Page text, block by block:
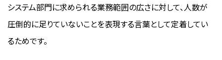
システム部門に求められる業務範囲の広さに対して、人数が
圧倒的に足りていないことを表現する言葉として定着してい
るためです。